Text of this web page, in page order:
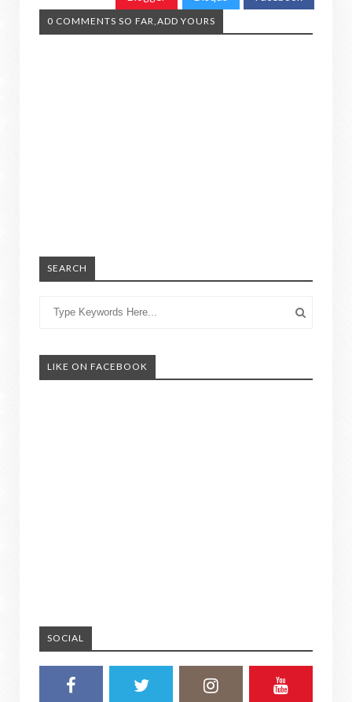
0 COMMENTS SO FAR,ADD YOURS
SEARCH
LIKE ON FACEBOOK
SOCIAL